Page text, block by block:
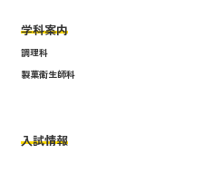
学科案内
調理科
製菓衛生師科
入試情報